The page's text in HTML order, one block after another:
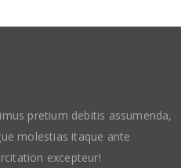
pretium debitis assumenda,
molestias itaque ante
excepteur!